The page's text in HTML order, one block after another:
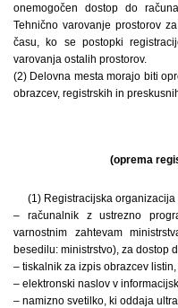
onemogočen dostop do
Tehnično varovanje prostorov
času, ko se postopki
varovanja ostalih prostorov.
(2) Delovna mesta morajo biti
obrazcev, registrskih in
(oprema
(1) Registracijska organizacija
– računalnik z ustrezno
varnostnim zahtevam
besedilu: ministrstvo), za dostop
– tiskalnik za izpis obrazcev
– elektronski naslov v
– namizno svetilko, ki oddaja